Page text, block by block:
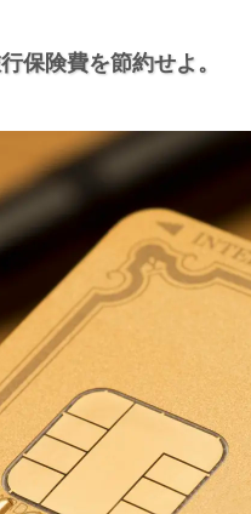
保険費を節約せよ。